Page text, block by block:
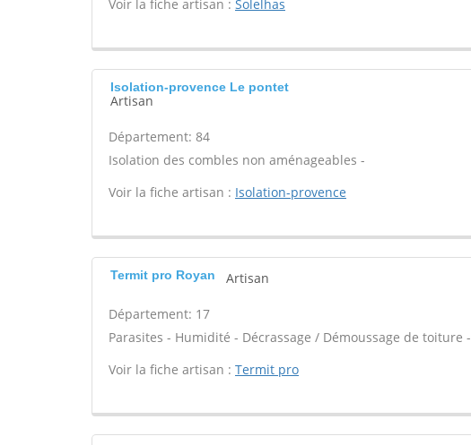
Voir la fiche artisan : Solelhas
Isolation-provence Le pontet
Artisan
Département: 84
Isolation des combles non aménageables -
Voir la fiche artisan : Isolation-provence
Termit pro Royan Artisan
Département: 17
Parasites - Humidité - Décrassage / Démoussage de toiture -
Voir la fiche artisan : Termit pro